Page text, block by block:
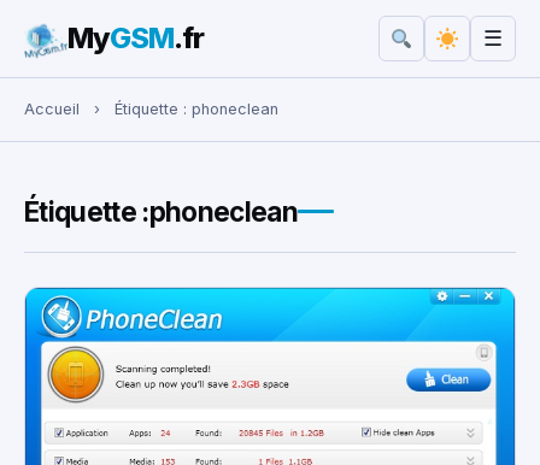
Rechercher :
MyGSM.fr ☰
Accueil › Étiquette : phoneclean
Étiquette :phoneclean